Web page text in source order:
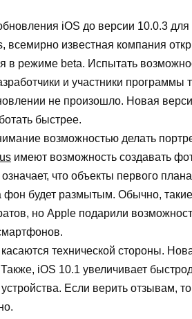
iOS до версии 10.0.3 для
всемирно известная компания
в режиме beta. Испытать
и участники программы
не произошло. Новая
быстрее.
возможностью делать
имеют возможность создавать
что объекты первого
фон будет размытым. Обычно,
но Apple подарили
технической стороны.
iOS 10.1 увеличивает
Если верить отзывам,